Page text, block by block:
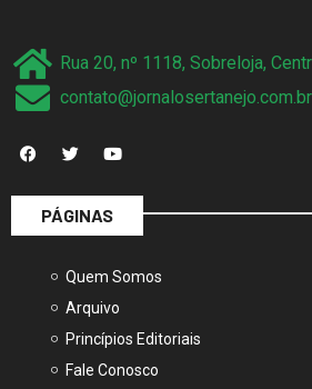
Rua 20, nº 1118, Sobreloja,
contato@jornalosertanejo.com.br
PÁGINAS
Quem Somos
Arquivo
Princípios Editoriais
Fale Conosco